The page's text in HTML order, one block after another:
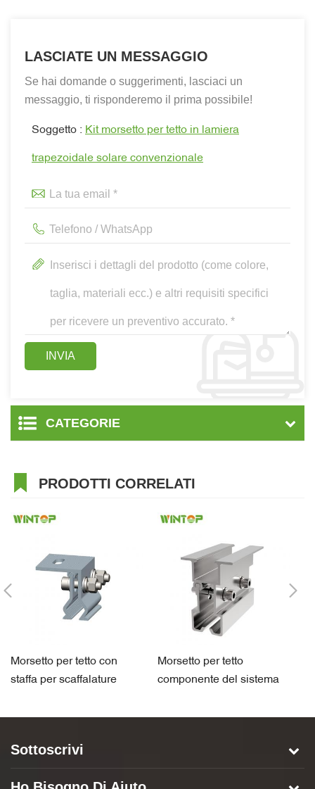
LASCIATE UN MESSAGGIO
Se hai domande o suggerimenti, lasciaci un
messaggio, ti risponderemo il prima possibile!
Soggetto : Kit morsetto per tetto in lamiera
trapezoidale solare convenzionale
CATEGORIE
PRODOTTI CORRELATI
Morsetto per tetto con
staffa per scaffalature
per tetto con aggraffatura
Morsetto per tetto
componente del sistema
alluminio per esportazione
Sottoscrivi